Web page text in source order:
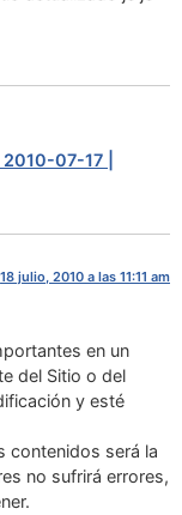
07-17 |
18 julio, 2010 a las 11:11 am
en un
del Sitio o del
y esté
contenidos será la
no sufrirá errores,